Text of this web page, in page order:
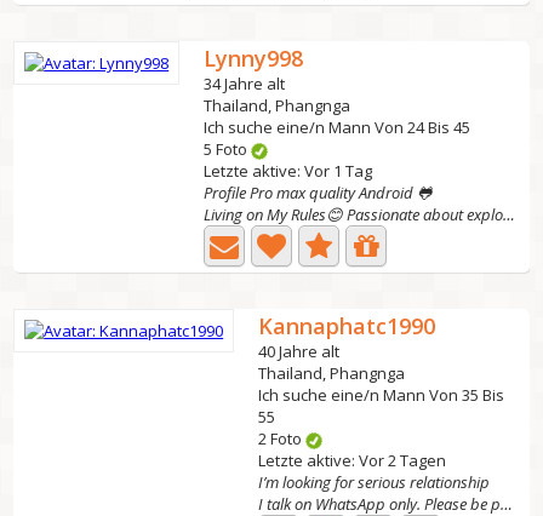
Lynny998
34 Jahre alt
Thailand, Phangnga
Ich suche eine/n Mann Von 24 Bis 45
5 Foto
Letzte aktive: Vor 1 Tag
Profile Pro max quality Android 🐸
Living on My Rules😊 Passionate about exploring new...
Kannaphatc1990
40 Jahre alt
Thailand, Phangnga
Ich suche eine/n Mann Von 35 Bis
55
2 Foto
Letzte aktive: Vor 2 Tagen
I’m looking for serious relationship
I talk on WhatsApp only. Please be polite to Thai women....